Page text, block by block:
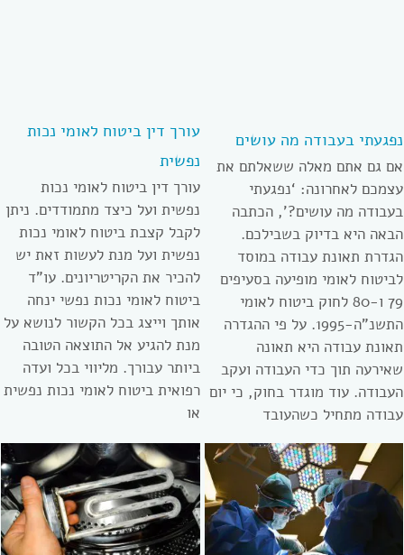
נפגעתי בעבודה מה עושים
אם גם אתם מאלה ששאלתם את
עצמכם לאחרונה: ‘נפגעתי
בעבודה מה עושים?’, הכתבה
הבאה היא בדיוק בשבילכם.
הגדרת תאונת עבודה במוסד
לביטוח לאומי מופיעה בסעיפים
79 ו-80 לחוק ביטוח לאומי
התשנ”ה-1995. על פי ההגדרה
תאונת עבודה היא תאונה
שאירעה תוך כדי העבודה ועקב
העבודה. עוד מוגדר בחוק, כי יום
עבודה מתחיל כשהעובד
עורך דין ביטוח לאומי נכות
נפשית
עורך דין ביטוח לאומי נכות
נפשית ועל כיצד מתמודדים. ניתן
לקבל קצבת ביטוח לאומי נכות
נפשית ועל מנת לעשות זאת יש
להכיר את הקריטריונים. עו”ד
ביטוח לאומי נכות נפשי ינחה
אותך וייצג בכל הקשור לנושא על
מנת להגיע אל התוצאה הטובה
ביותר עבורך. מליווי בכל ועדה
רפואית ביטוח לאומי נכות נפשית
או